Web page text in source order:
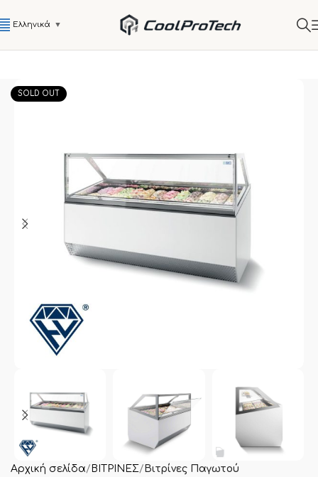
Ελληνικά ▼
SOLD OUT
Αρχική σελίδα ΒΙΤΡΙΝΕΣ Βιτρίνες Παγωτού